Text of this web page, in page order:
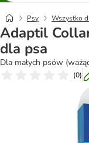
Psy Wszystko
Adaptil
dla psa
Dla małych psów
(0)